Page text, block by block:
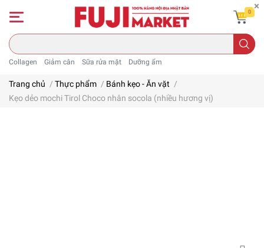
Collagen Giảm cân Sữa rửa mặt Dưỡng ẩm
0
Trang chủ / Thực phẩm / Bánh kẹo - Ăn vặt /
Kẹo dẻo mochi Tirol Choco nhân socola (nhiều hương vị)